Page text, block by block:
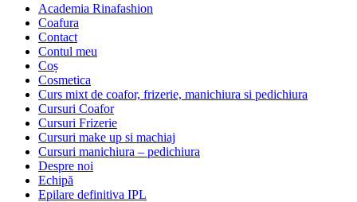
Academia Rinafashion
Coafura
Contact
Contul meu
Coș
Cosmetica
Curs mixt de coafor, frizerie, manichiura si pedichiura
Cursuri Coafor
Cursuri Frizerie
Cursuri make up si machiaj
Cursuri manichiura – pedichiura
Despre noi
Echipă
Epilare definitiva IPL